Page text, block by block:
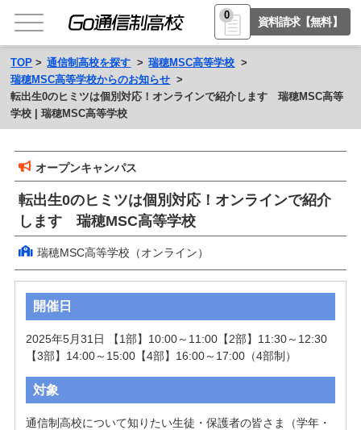
0
資料請求【無料】
TOP 通信制高校を探す
瑞穂MSC高等学校
瑞穂MSC高等学校からのお知らせ
転出生0のヒミツは個別対応！オンラインで紹介します 瑞穂MSC高等
学校 | 瑞穂MSC高等学校
オープンキャンパス
転出生0のヒミツは個別対応！オンラインで紹介
します 瑞穂MSC高等学校
瑞穂MSC高等学校（オンライン）
開催日
2025年5月31日 【1部】10:00～11:00【2部】11:30～12:30
【3部】14:00～15:00【4部】16:00～17:00（4部制）
対象
通信制高校について知りたい生徒・保護者の皆さま（学年・